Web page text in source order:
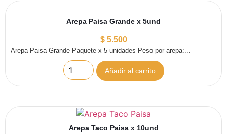
Arepa Paisa Grande x 5und
$5.500
Arepa Paisa Grande Paquete x 5 unidades Peso por arepa:...
Añadir al carrito
Arepa Taco Paisa x 10und